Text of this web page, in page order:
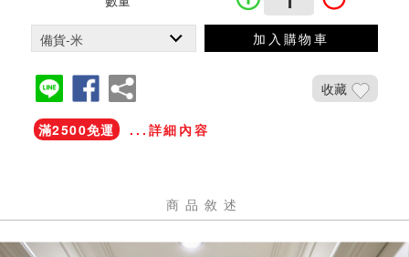
加入購物車
收藏
滿2500免運 ...詳細內容
商品敘述